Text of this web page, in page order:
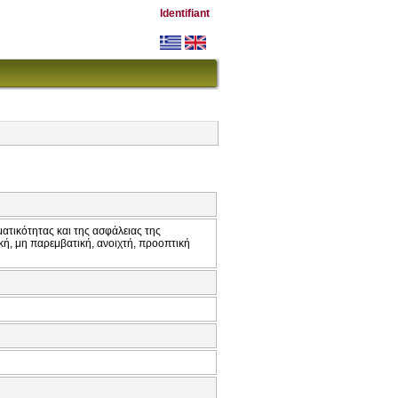
Identifiant
και της ασφάλειας της
μη παρεμβατική, ανοιχτή, προοπτική